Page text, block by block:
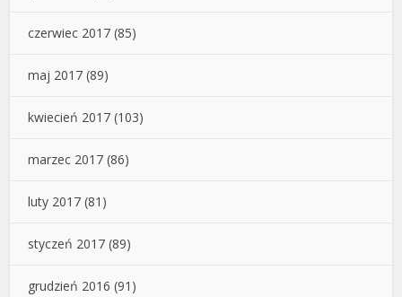
czerwiec 2017 (85)
maj 2017 (89)
kwiecień 2017 (103)
marzec 2017 (86)
luty 2017 (81)
styczeń 2017 (89)
grudzień 2016 (91)